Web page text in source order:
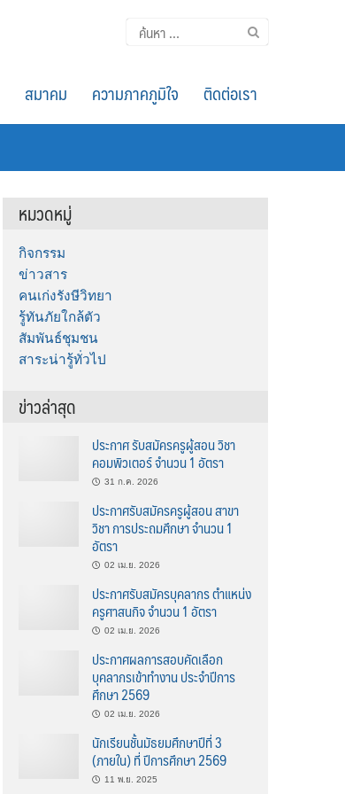
ค้นหา
สำหรับ:
สมาคม ความภาคภูมิใจ ติดต่อเรา
หมวดหมู่
กิจกรรม
ข่าวสาร
คนเก่งรังษีวิทยา
รู้ทันภัยใกล้ตัว
สัมพันธ์ชุมชน
สาระน่ารู้ทั่วไป
ข่าวล่าสุด
ประกาศ รับสมัครครูผู้สอน วิชา
คอมพิวเตอร์ จำนวน 1 อัตรา
31 ก.ค. 2026
ประกาศรับสมัครครูผู้สอน สาขา
วิชา การประถมศึกษา จำนวน 1
อัตรา
02 เม.ย. 2026
ประกาศรับสมัครบุคลากร ตำแหน่ง
ครูศาสนกิจ จำนวน 1 อัตรา
02 เม.ย. 2026
ประกาศผลการสอบคัดเลือก
บุคลากรเข้าทำงาน ประจำปีการ
ศึกษา 2569
02 เม.ย. 2026
นักเรียนชั้นมัธยมศึกษาปีที่ 3
(ภายใน) ที่ ปีการศึกษา 2569
11 พ.ย. 2025